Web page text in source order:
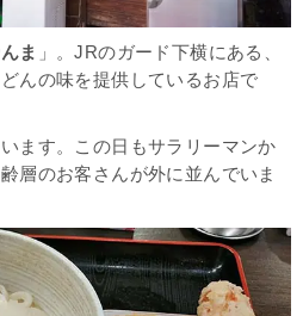
ま 」。JRのガード下横にある、
んの味を提供しているお店で
ます。この日もサラリーマンか
層のお客さんが外に並んでいま